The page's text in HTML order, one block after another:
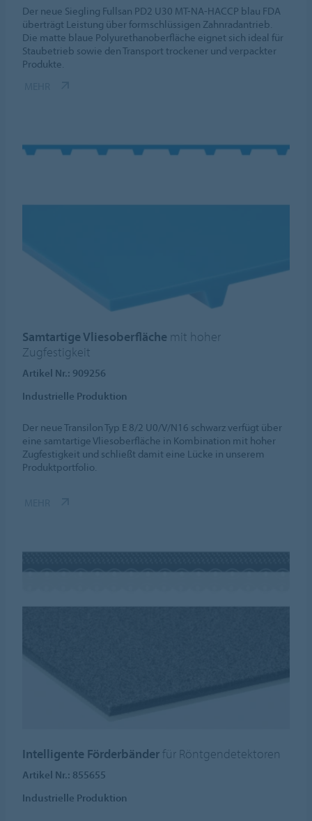
Der neue Siegling Fullsan PD2 U30 MT-NA-HACCP blau FDA
überträgt Leistung über formschlüssigen Zahnradantrieb.
Die matte blaue Polyurethanoberfläche eignet sich ideal für
Staubetrieb sowie den Transport trockener und verpackter
Produkte.
Samtartige Vliesoberfläche mit hoher
Zugfestigkeit
Artikel Nr.: 909256
Industrielle Produktion
Der neue Transilon Typ E 8/2 U0/V/N16 schwarz verfügt über
eine samtartige Vliesoberfläche in Kombination mit hoher
Zugfestigkeit und schließt damit eine Lücke in unserem
Produktportfolio.
Intelligente Förderbänderfür Röntgendetektoren
Artikel Nr.: 855655
Industrielle Produktion